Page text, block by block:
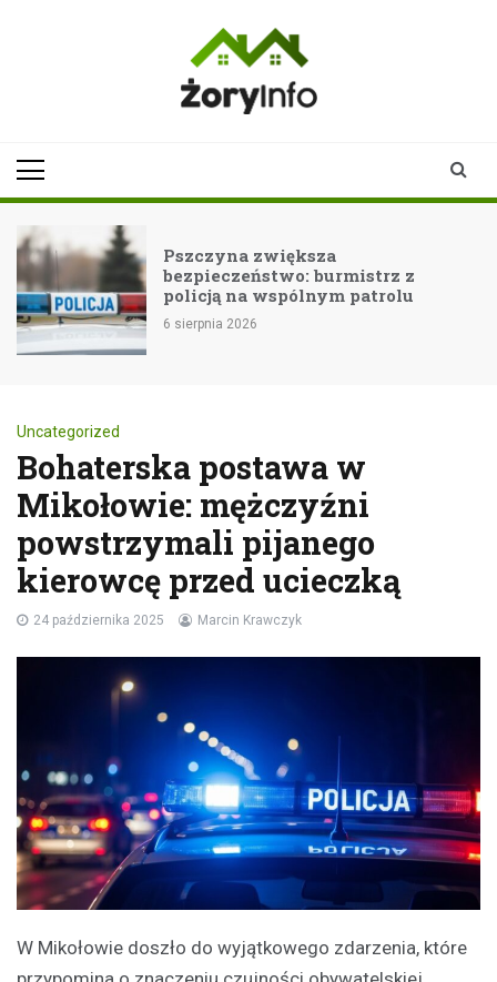
Pszczyna zwiększa
bezpieczeństwo: burmistrz z
policją na wspólnym patrolu
6 sierpnia 2026
Uncategorized
Bohaterska postawa w
Mikołowie: mężczyźni
powstrzymali pijanego
kierowcę przed ucieczką
24 października 2025 Marcin Krawczyk
W Mikołowie doszło do wyjątkowego zdarzenia, które